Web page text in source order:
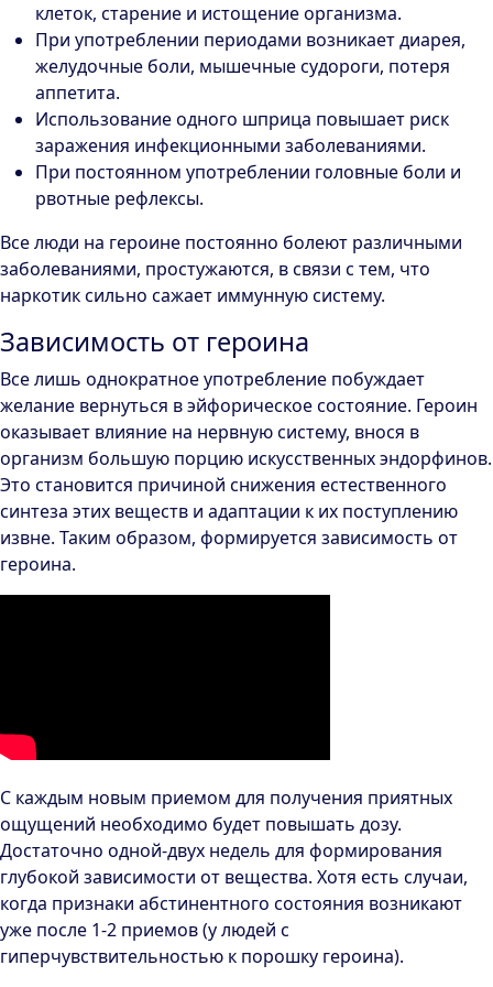
клеток, старение и истощение организма.
При употреблении периодами возникает диарея,
желудочные боли, мышечные судороги, потеря
аппетита.
Использование одного шприца повышает риск
заражения инфекционными заболеваниями.
При постоянном употреблении головные боли и
рвотные рефлексы.
Все люди на героине постоянно болеют различными
заболеваниями, простужаются, в связи с тем, что
наркотик сильно сажает иммунную систему.
Зависимость от героина
Все лишь однократное употребление побуждает
желание вернуться в эйфорическое состояние. Героин
оказывает влияние на нервную систему, внося в
организм большую порцию искусственных эндорфинов.
Это становится причиной снижения естественного
синтеза этих веществ и адаптации к их поступлению
извне. Таким образом, формируется зависимость от
героина.
С каждым новым приемом для получения приятных
ощущений необходимо будет повышать дозу.
Достаточно одной-двух недель для формирования
глубокой зависимости от вещества. Хотя есть случаи,
когда признаки абстинентного состояния возникают
уже после 1-2 приемов (у людей с
гиперчувствительностью к порошку героина).